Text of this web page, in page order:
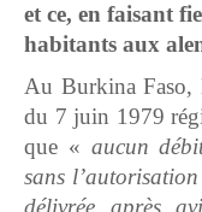
et ce, en faisant
habitants aux
Au Burkina Faso,
du 7 juin 1979
que « aucun
sans